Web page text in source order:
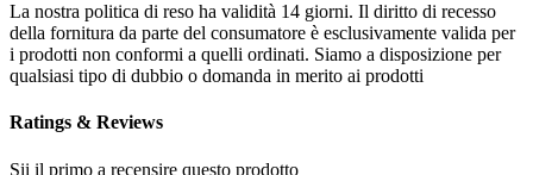
La nostra politica di reso ha validità 14 giorni. Il diritto di recesso
della fornitura da parte del consumatore è esclusivamente valida per
i prodotti non conformi a quelli ordinati. Siamo a disposizione per
qualsiasi tipo di dubbio o domanda in merito ai prodotti
Ratings & Reviews
Sii il primo a recensire questo prodotto